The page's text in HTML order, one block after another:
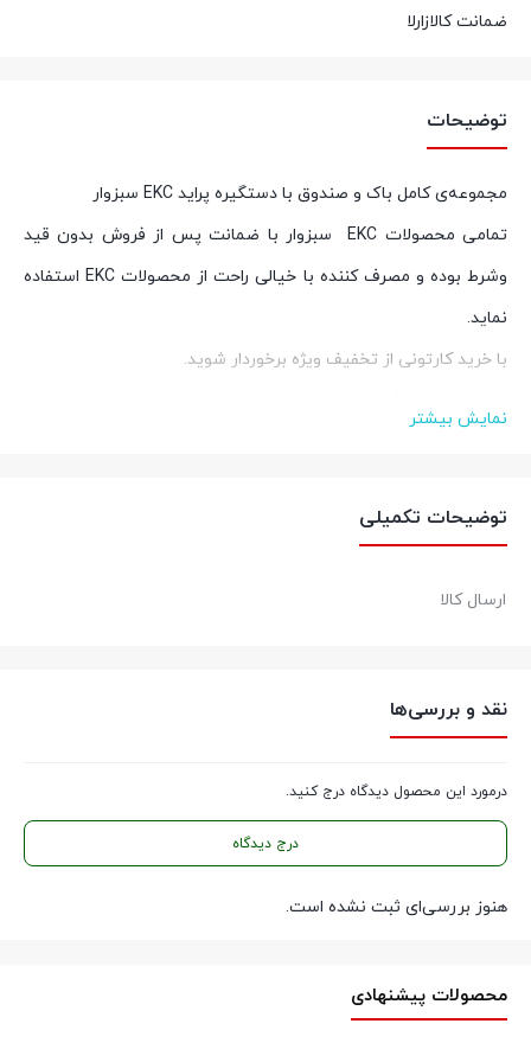
ضمانت کالازارلا
توضیحات
مجموعه‌ی کامل باک و صندوق با دستگیره پراید EKC سبزوار
تمامی محصولات EKC سبزوار با ضمانت پس از فروش بدون قید
وشرط بوده و مصرف کننده با خیالی راحت از محصولاتEKC استفاده
نماید.
با خرید کارتونی از تخفیف ویژه برخوردار شوید.
کالازارا کیفیت قطعات، قیمت مناسب
نمایش بیشتر
توضیحات تکمیلی
ارسال کالا
نقد و بررسی‌ها
درمورد این محصول دیدگاه درج کنید.
درج دیدگاه
هنوز بررسی‌ای ثبت نشده است.
محصولات پیشنهادی